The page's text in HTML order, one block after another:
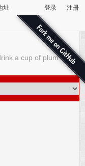
址 登录 注册
a cup of plum wine